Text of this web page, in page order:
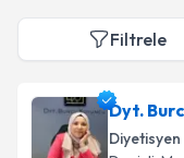
Filtrele
Dyt.
Diyetisyen